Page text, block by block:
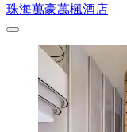
珠海萬豪萬楓酒店